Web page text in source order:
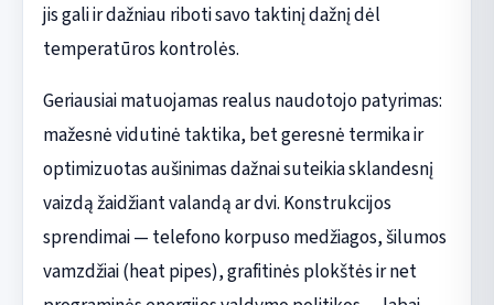
jis gali ir dažniau riboti savo taktinį dažnį dėl
temperatūros kontrolės.
Geriausiai matuojamas realus naudotojo patyrimas:
mažesnė vidutinė taktika, bet geresnė termika ir
optimizuotas aušinimas dažnai suteikia sklandesnį
vaizdą žaidžiant valandą ar dvi. Konstrukcijos
sprendimai — telefono korpuso medžiagos, šilumos
vamzdžiai (heat pipes), grafitinės plokštės ir net